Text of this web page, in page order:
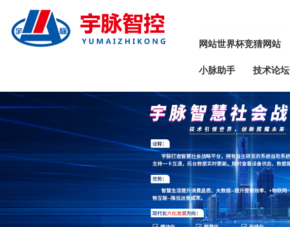
网站世界杯竞猜网站
小脉助手 技术论坛